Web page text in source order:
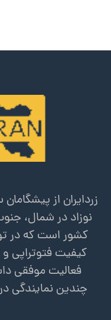
زردایران از
نوزاد در شمال،
کشور است که در
کیفیت فتوتراپی و
فعالیت موفقی
چندین نمایندگی